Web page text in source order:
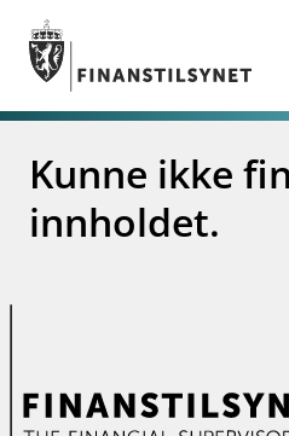
Gå til hovedinnhold
Gå til søkesiden
searchSøk i
nettstedet
language
English
supervisor_accountForbrukerinformasjon
Kunne ikke
innholdet.